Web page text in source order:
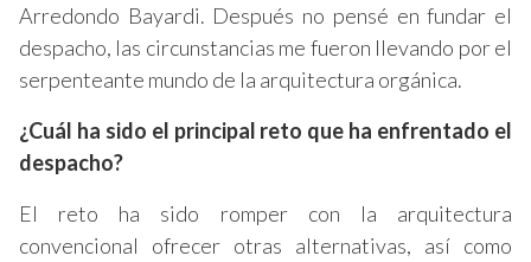
Arredondo Bayardi. Después no pensé en fundar el
despacho, las circunstancias me fueron llevando por el
serpenteante mundo de la arquitectura orgánica.
¿Cuál ha sido el principal reto que ha enfrentado el
despacho?
El reto ha sido romper con la arquitectura
convencional ofrecer otras alternativas, así como